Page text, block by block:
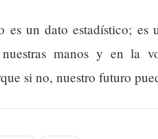
es un dato estadístico; es
manos y en la
si no, nuestro futuro